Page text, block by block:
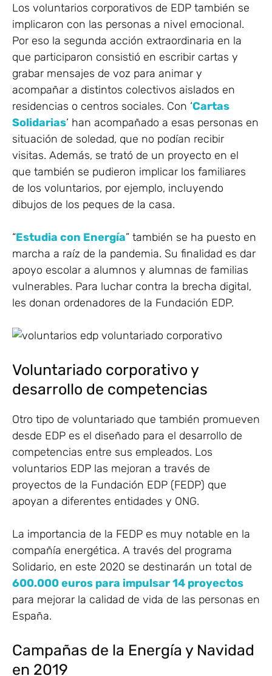
Los voluntarios corporativos de EDP también se
implicaron con las personas a nivel emocional.
Por eso la segunda acción extraordinaria en la
que participaron consistió en escribir cartas y
grabar mensajes de voz para animar y
acompañar a distintos colectivos aislados en
residencias o centros sociales. Con ‘Cartas
Solidarias‘ han acompañado a esas personas en
situación de soledad, que no podían recibir
visitas. Además, se trató de un proyecto en el
que también se pudieron implicar los familiares
de los voluntarios, por ejemplo, incluyendo
dibujos de los peques de la casa.
“Estudia con Energía” también se ha puesto en
marcha a raíz de la pandemia. Su finalidad es dar
apoyo escolar a alumnos y alumnas de familias
vulnerables. Para luchar contra la brecha digital,
les donan ordenadores de la Fundación EDP.
Voluntariado corporativo y
desarrollo de competencias
Otro tipo de voluntariado que también promueven
desde EDP es el diseñado para el desarrollo de
competencias entre sus empleados. Los
voluntarios EDP las mejoran a través de
proyectos de la Fundación EDP (FEDP) que
apoyan a diferentes entidades y ONG.
La importancia de la FEDP es muy notable en la
compañía energética. A través del programa
Solidario, en este 2020 se destinarán un total de
600.000 euros para impulsar 14 proyectos
para mejorar la calidad de vida de las personas en
España.
Campañas de la Energía y Navidad
en 2019